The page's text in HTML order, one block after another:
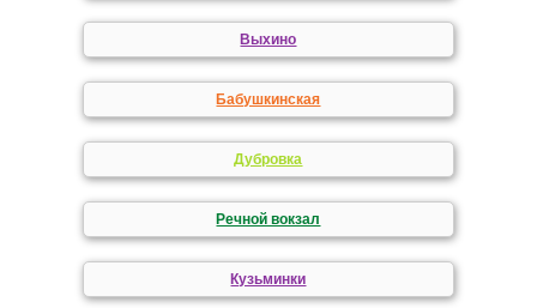
Выхино
Бабушкинская
Дубровка
Речной вокзал
Кузьминки